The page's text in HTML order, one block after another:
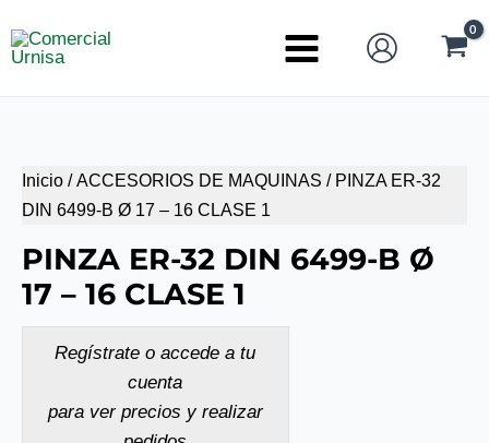
al
Main
Inicio /ACCESORIOS DE MAQUINAS / PINZA ER-32
DIN 6499-B Ø 17 – 16 CLASE 1
PINZA ER-32 DIN 6499-B Ø
17 – 16 CLASE 1
Regístrate o accede a tu
cuenta
para ver precios y realizar